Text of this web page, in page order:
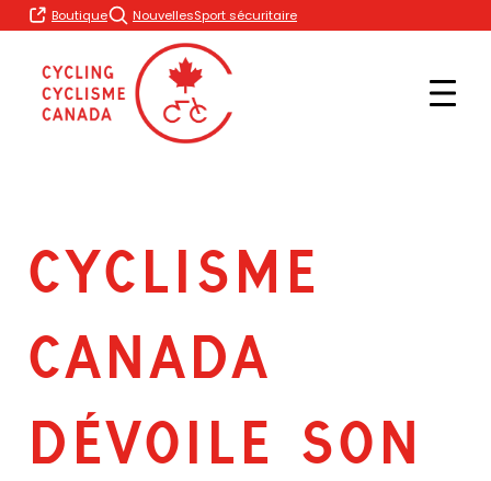
Skip
to
Boutique NouvellesSport sécuritaire
CYCLISME
CANADA
DÉVOILE SON